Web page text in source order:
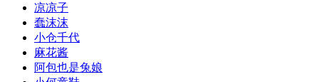
凉凉子
蠢沫沫
小仓千代
麻花酱
阿包也是兔娘